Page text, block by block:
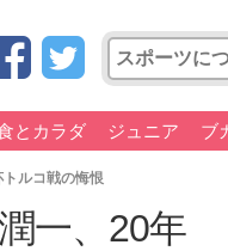
とカラダ ジュニア ブ
ルコ戦の悔恨
一、20年